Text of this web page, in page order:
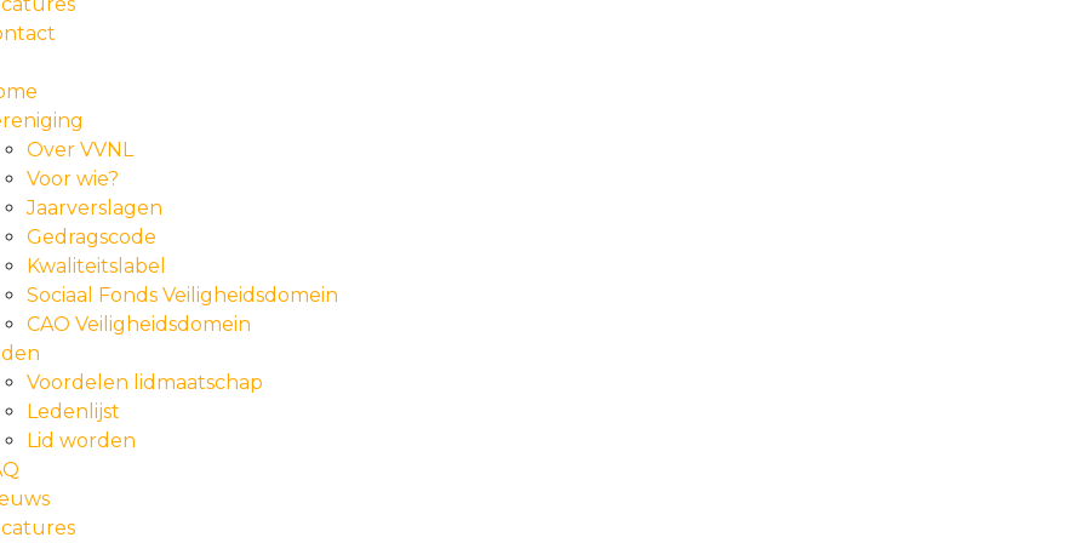
Over VVNL
Voor wie?
Jaarverslagen
Gedragscode
Kwaliteitslabel
Sociaal Fonds Veiligheidsdomein
CAO Veiligheidsdomein
Voordelen lidmaatschap
Ledenlijst
Lid worden